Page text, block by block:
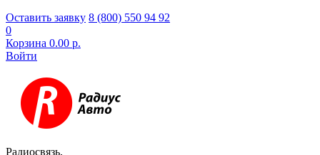
Оставить заявку 8 (800) 550 94 92
0
Корзина 0.00 р.
Войти
Радиосвязь,